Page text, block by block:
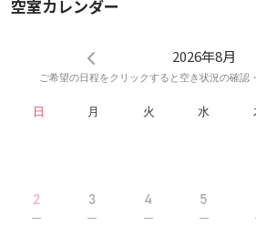
※秋月ハイツの入口は、白いビルの向かっ
空室カレンダー
2026年8月
ご希望の日程をクリックすると空き状況の確認
日 月 火 水
2 3 4 5